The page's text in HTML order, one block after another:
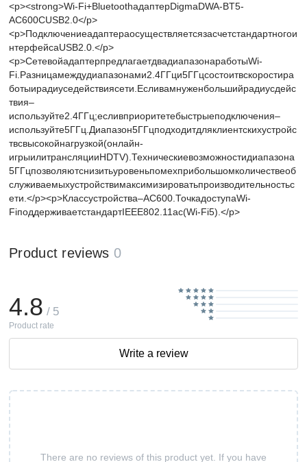
<p><strong>Wi-Fi+BluetoothадаптерDigmaDWA-BT5-
AC600CUSB2.0</p>
<p>Подключениеадаптераосуществляетсязасчетстандартногои
нтерфейсаUSB2.0.</p>
<p>СетевойадаптерпредлагаетдвадиапазонаработыWi-
Fi.Разницамеждудиапазонами2.4ГГци5ГГцсостоитвскоростира
ботыирадиуседействиясети.Есливамнуженбольшийрадиусдейс
твия–
используйте2.4ГГц;есливприоритетебыстрыеподключения–
используйте5ГГц.Диапазон5ГГцподходитдляклиентскихустройс
твсвысокойнагрузкой(онлайн-
игрыилитрансляцииHDTV).Техническиевозможностидиапазона
5ГГцпозволяютснизитьуровеньпомехприбольшомколичествеоб
служиваемыхустройствимаксимизироватьпроизводительностьс
ети.</p><p>Классустройства–AC600.ТочкадоступаWi-
FiподдерживаетстандартIEEE802.11ac(Wi-Fi5).</p>
Product reviews 0
There are no reviews of this product yet. If you have
4.8 / 5
Product rate
Write a review